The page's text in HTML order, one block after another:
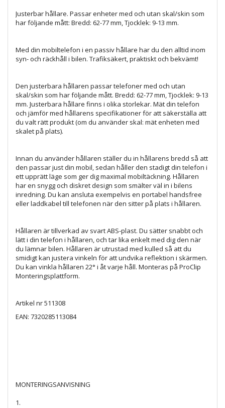
Justerbar hållare. Passar enheter med och utan skal/skin som
har följande mått: Bredd: 62-77 mm, Tjocklek: 9-13 mm.
Med din mobiltelefon i en passiv hållare har du den alltid inom
syn- och räckhåll i bilen. Trafiksäkert, praktiskt och bekvämt!
Den justerbara hållaren passar telefoner med och utan
skal/skin som har följande mått. Bredd: 62-77 mm, Tjocklek: 9-13
mm. Justerbara hållare finns i olika storlekar. Mät din telefon
och jämför med hållarens specifikationer för att säkerställa att
du valt rätt produkt (om du använder skal: mät enheten med
skalet på plats).
Innan du använder hållaren ställer du in hållarens bredd så att
den passar just din mobil, sedan håller den stadigt din telefon i
ett upprätt läge som ger dig maximal mobiltäckning. Hållaren
har en snygg och diskret design som smälter väl in i bilens
inredning. Du kan ansluta exempelvis en portabel handsfree
eller laddkabel till telefonen när den sitter på plats i hållaren.
Hållaren är tillverkad av svart ABS-plast. Du sätter snabbt och
lätt i din telefon i hållaren, och tar lika enkelt med dig den när
du lämnar bilen. Hållaren är utrustad med kulled så att du
smidigt kan justera vinkeln för att undvika reflektion i skärmen.
Du kan vinkla hållaren 22° i åt varje håll. Monteras på ProClip
Monteringsplattform.
Artikel nr511308
EAN: 7320285113084
MONTERINGSANVISNING
1.